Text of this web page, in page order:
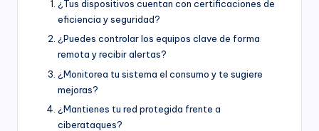
¿Tus dispositivos cuentan con certificaciones de
eficiencia y seguridad?
¿Puedes controlar los equipos clave de forma
remota y recibir alertas?
¿Monitorea tu sistema el consumo y te sugiere
mejoras?
¿Mantienes tu red protegida frente a
ciberataques?